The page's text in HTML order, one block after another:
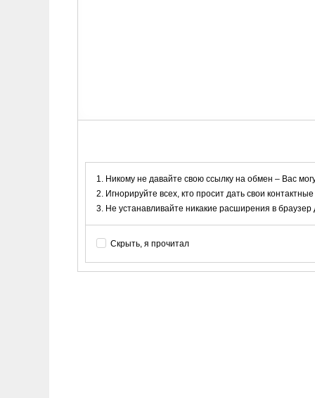
Никому не давайте свою ссылку на обмен – Вас
Игнорируйте всех, кто просит дать свои
Не устанавливайте никакие расширения в
Скрыть, я прочитал